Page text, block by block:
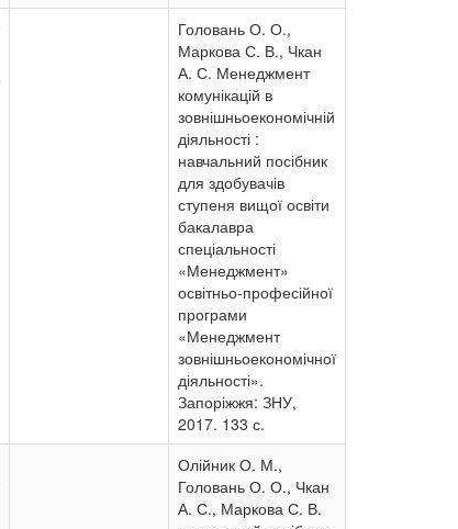
Головань О. О.,
Маркова С. В., Чкан
А. С. Менеджмент
комунікацій в
зовнішньоекономічній
діяльності :
навчальний посібник
для здобувачів
ступеня вищої освіти
бакалавра
спеціальності
«Менеджмент»
освітньо-професійної
програми
«Менеджмент
зовнішньоекономічної
діяльності».
Запоріжжя: ЗНУ,
2017. 133 с.
Олійник О. М.,
Головань О. О., Чкан
А. С., Маркова С. В.